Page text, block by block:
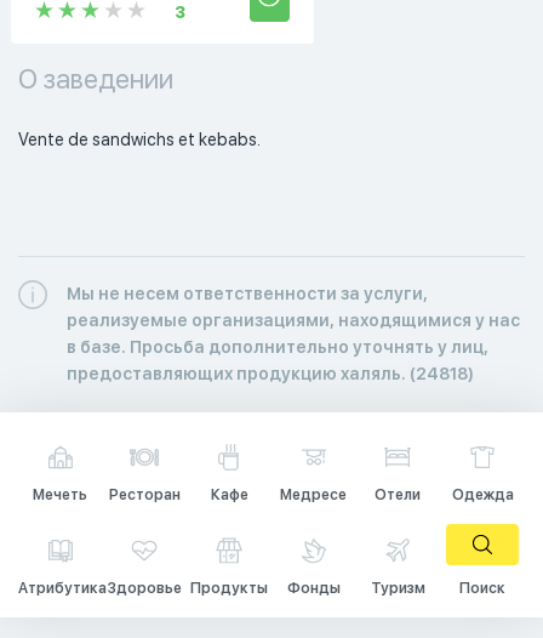
3
О заведении
Vente de sandwichs et kebabs.
Мы не несем ответственности за услуги,
реализуемые организациями, находящимися у нас
в базе. Просьба дополнительно уточнять у лиц,
предоставляющих продукцию халяль. (24818)
Мечеть Ресторан Кафе Медресе Отели Одежда
АтрибутикаЗдоровье Продукты Фонды Туризм Поиск